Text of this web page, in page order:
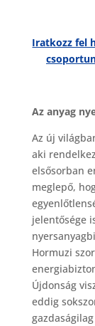
Iratkozz fel
Az anyag
Az új
aki
elsősorban
meglepő,
jelentősége
Hormuzi
Újdonság
eddig